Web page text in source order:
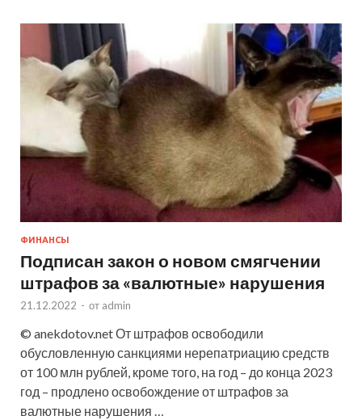
ФИНАНСЫ
Подписан закон о новом смягчении
штрафов за «валютные» нарушения
21.12.2022 - от admin
© anekdotov.net От штрафов освободили
обусловленную санкциями нерепатриацию средств
от 100 млн рублей, кроме того, на год – до конца 2023
год – продлено освобождение от штрафов за
валютные нарушения …